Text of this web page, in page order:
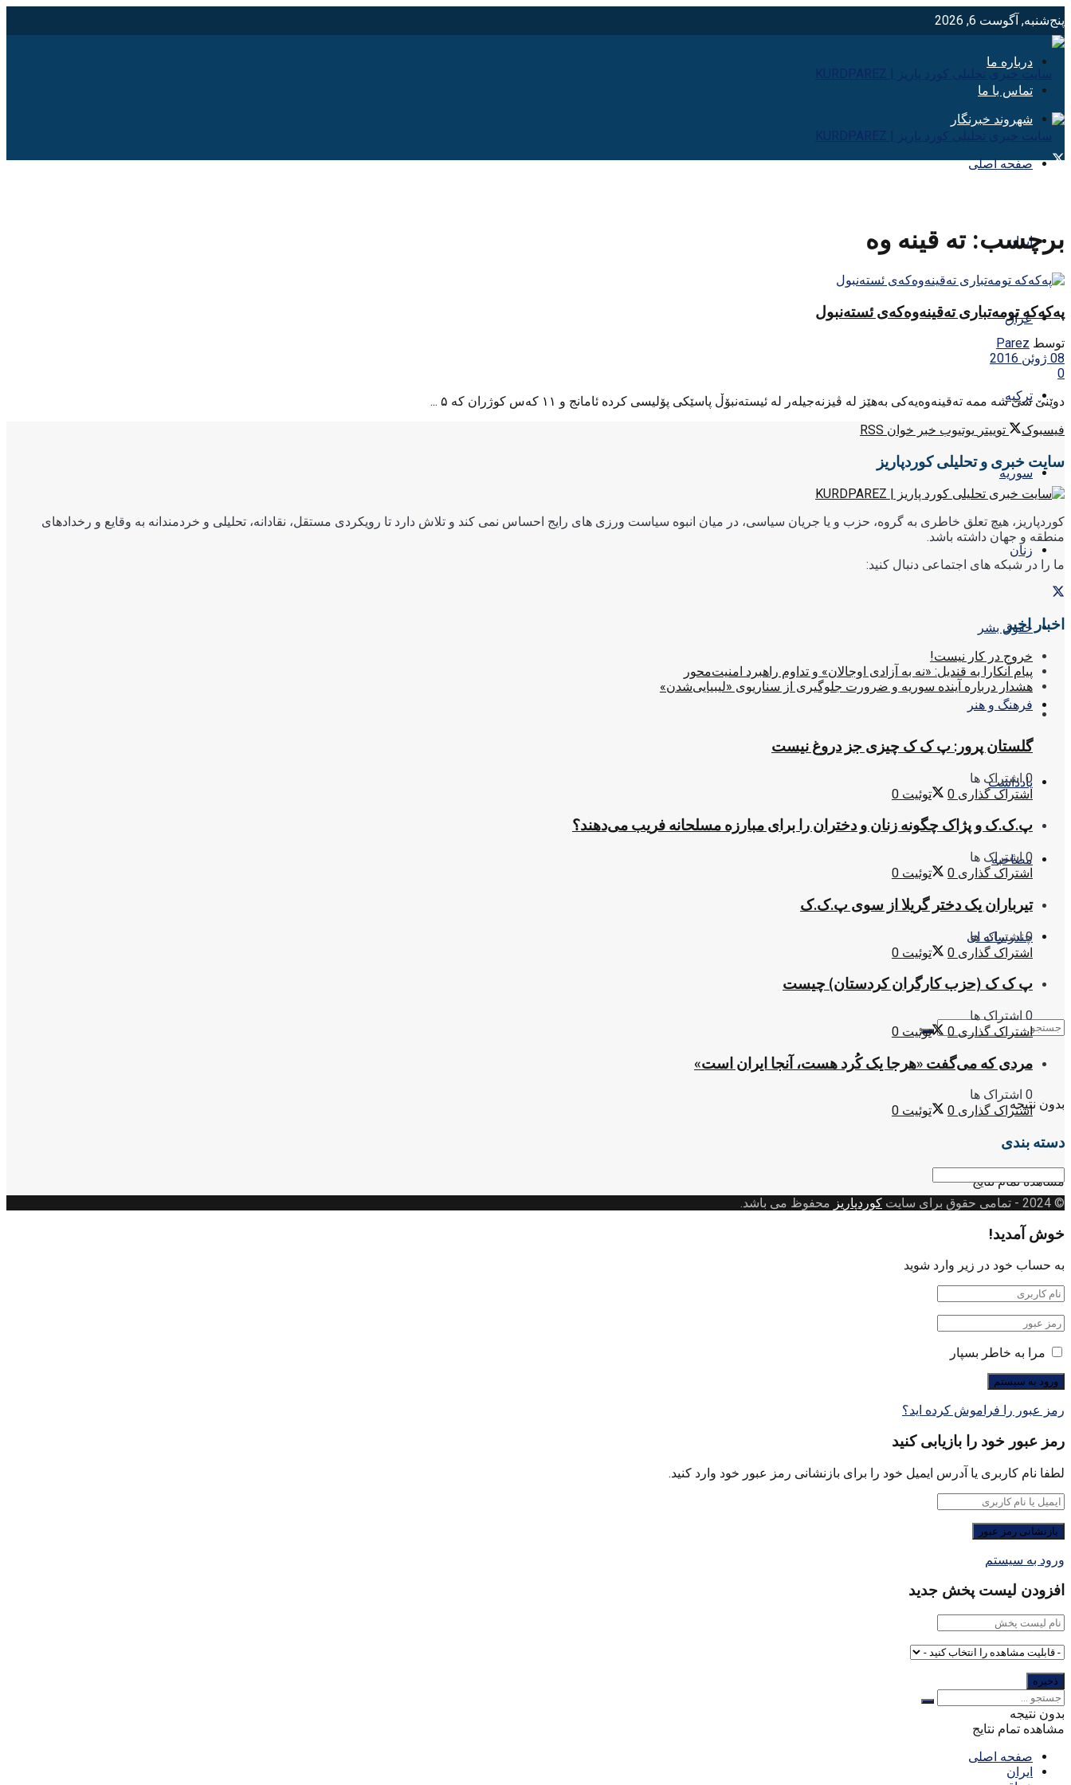
پنج‌شنبه, آگوست 6, 2026
درباره ما
تماس با ما
شهروند خبرنگار
صفحه اصلی
ایران
عراق
ترکیه
سوریه
زنان
حقوق بشر
فرهنگ و هنر
یادداشت
مصاحبه
چندرسانه ای
بدون نتیجه
مشاهده تمام نتایج
برچسب:ته قينه وه
په‌که‌که تومه‌تباری ته‌قینه‌وه‌که‌ی ئسته‌نبول
توسط Parez
08 ژوئن 2016
0
دوێنێ سێ شه ممه ته‌قینه‌وه‌یه‌کی به‌هێز له‌ ڤیزنه‌جیله‌ر له‌ ئیسته‌نبۆڵ پاسێکی پۆلیسی کرده‌ ئامانج و ۱۱ که‌س کوژران که‌ ۵ ...
فیسبوک
توییتر یوتیوب خبر خوان RSS
سایت خبری و تحلیلی کوردپاریز
کوردپاریز، هیچ تعلق خاطری به گروه، حزب و یا جریان سیاسی، در میان انبوه سیاست ورزی های رایج احساس نمی کند و تلاش دارد تا رویکردی مستقل، نقادانه، تحلیلی و خردمندانه به وقایع و رخدادهای
منطقه و جهان داشته باشد.
ما را در شبکه های اجتماعی دنبال کنید:
اخبار اخیر
خروج در کار نیست!
پیام آنکارا به قندیل: «نه به آزادی اوجالان» و تداوم راهبرد امنیت‌محور
هشدار درباره آینده سوریه و ضرورت جلوگیری از سناریوی «لیبیایی‌شدن»
گلستان پرور: پ ک ک چیزی جز دروغ نیست
0 اشتراک ها
اشتراک گذاری 0 توئیت 0
پ.ک.ک و پژاک چگونه زنان و دختران را برای مبارزه مسلحانه فریب می‌دهند؟
0 اشتراک ها
اشتراک گذاری 0 توئیت 0
تیرباران یک دختر گریلا از سوی پ.ک.ک
0 اشتراک ها
اشتراک گذاری 0 توئیت 0
پ ک ک (حزب کارگران کردستان) چیست
0 اشتراک ها
اشتراک گذاری 0 توئیت 0
مردی که می‌گفت «هرجا یک کُرد هست، آنجا ایران است»
0 اشتراک ها
اشتراک گذاری 0 توئیت 0
دسته بندی
دسته
بندی
© 2024
- تمامی حقوق برای سایت کوردپاریز محفوظ می باشد.
خوش آمدید!
به حساب خود در زیر وارد شوید
مرا به خاطر بسپار
رمز عبور را فراموش کرده اید؟
رمز عبور خود را بازیابی کنید
لطفا نام کاربری یا آدرس ایمیل خود را برای بازنشانی رمز عبور خود وارد کنید.
ورود به سیستم
افزودن لیست پخش جدید
بدون نتیجه
مشاهده تمام نتایج
صفحه اصلی
ایران